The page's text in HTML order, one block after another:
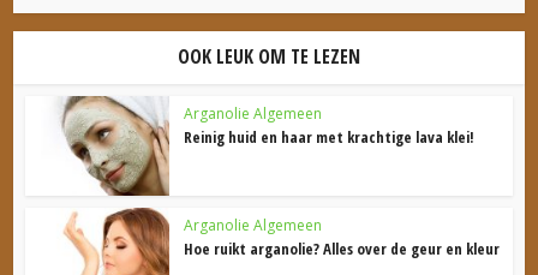
OOK LEUK OM TE LEZEN
Arganolie Algemeen
Reinig huid en haar met krachtige lava klei!
Arganolie Algemeen
Hoe ruikt arganolie? Alles over de geur en kleur